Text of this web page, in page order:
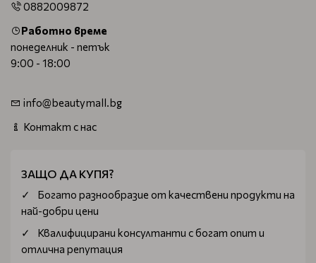
0882009872
Работно време
понеделник - петък
9:00 - 18:00
info@beautymall.bg
Контакт с нас
ЗАЩО ДА КУПЯ?
Богатo разнообразие от качествени продукти на
най-добри цени
Квалифицирани консултанти с богат опит и
отлична репутация